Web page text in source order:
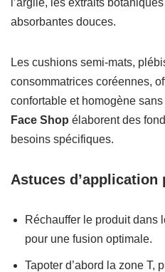
absorbantes douces.
Les cushions semi-mats,
consommatrices coréennes,
confortable et homogène sans
Face Shop élaborent des
besoins spécifiques.
Astuces d’application
Réchauffer le produit dans
pour une fusion optimale.
Tapoter d’abord la zone T,